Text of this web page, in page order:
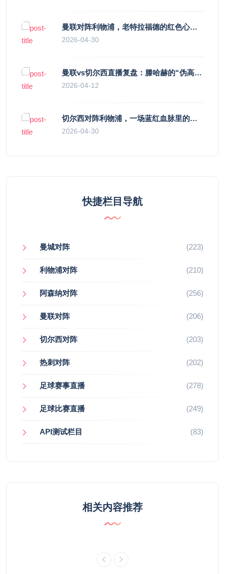
曼联对阵利物浦，老特拉福德的红色心跳与蓝色暗涌
2026-04-30
曼联vs切尔西直播复盘：滕哈赫的“伪高位”与波切蒂诺的“无锋阵”，谁更拧巴？
2026-04-12
切尔西对阵利物浦，一场蓝红血脉里的恩怨与忠诚
2026-04-30
快捷栏目导航
曼城对阵 (223)
利物浦对阵 (210)
阿森纳对阵 (256)
曼联对阵 (206)
切尔西对阵 (203)
热刺对阵 (202)
足球赛事直播 (278)
足球比赛直播 (249)
API测试栏目 (83)
相关内容推荐